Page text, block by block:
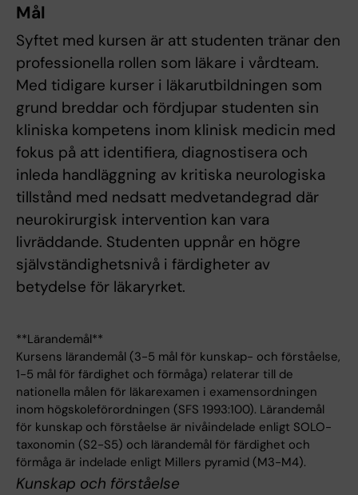
Mål
Syftet med kursen är att studenten tränar den
professionella rollen som läkare i vårdteam.
Med tidigare kurser i läkarutbildningen som
grund breddar och fördjupar studenten sin
kliniska kompetens inom klinisk medicin med
fokus på att identifiera, diagnostisera och
inleda handläggning av kritiska neurologiska
tillstånd med nedsatt medvetandegrad där
neurokirurgisk intervention kan vara
livräddande. Studenten uppnår en högre
självständighetsnivå i färdigheter av
betydelse för läkaryrket.
**Lärandemål**
Kursens lärandemål (3-5 mål för kunskap- och förståelse,
1-5 mål för färdighet och förmåga) relaterar till de
nationella målen för läkarexamen i examensordningen
inom högskoleförordningen (SFS 1993:100). Lärandemål
för kunskap och förståelse är nivåindelade enligt SOLO-
taxonomin (S2-S5) och lärandemål för färdighet och
förmåga är indelade enligt Millers pyramid (M3-M4).
Kunskap och förståelse